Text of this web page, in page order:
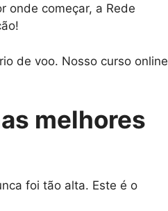
onde começar, a Rede
de voo. Nosso curso online
melhores
foi tão alta. Este é o